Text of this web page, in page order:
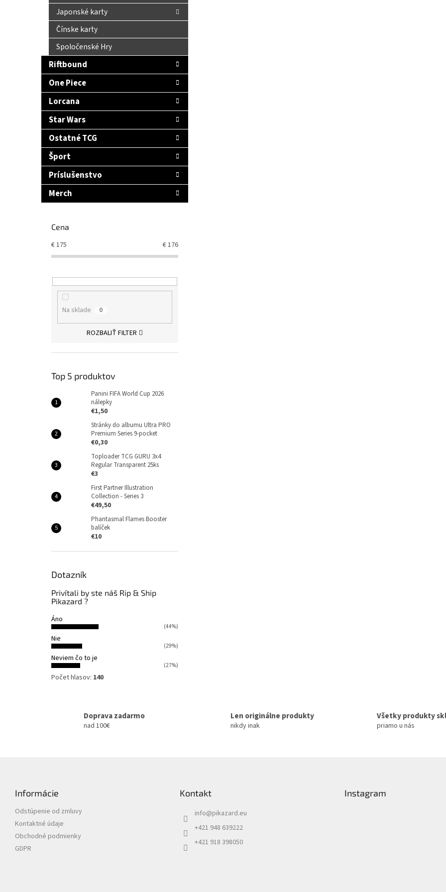
Japonské karty
Čínske karty
Spoločenské Hry
Riftbound
One Piece
Lorcana
Star Wars
Ostatné TCG
Šport
Príslušenstvo
Merch
Cena
€175 €176
Na sklade 0
ROZBALIŤ FILTER
Top 5 produktov
Panini FIFA World Cup 2026
nálepky
€1,50
Stránky do albumu Ultra PRO
Premium Series 9-pocket
€0,30
Toploader TCG GURU 3x4
Regular Transparent 25ks
€3
First Partner Illustration
Collection - Series 3
€49,50
Phantasmal Flames Booster
balíček
€10
Dotazník
Privítali by ste náš Rip & Ship
Pikazard ?
Áno
(44%)
Nie
(29%)
Neviem čo to je
(27%)
Počet hlasov: 140
Doprava zadarmo
nad 100€
Len originálne produkty
nikdy inak
Všetky produkty
priamo u nás
Informácie
Odstúpenie od zmluvy
Kontaktné údaje
Obchodné podmienky
GDPR
Kontakt
info@pikazard.eu
+421 948 639222
+421 918 398050
Instagram